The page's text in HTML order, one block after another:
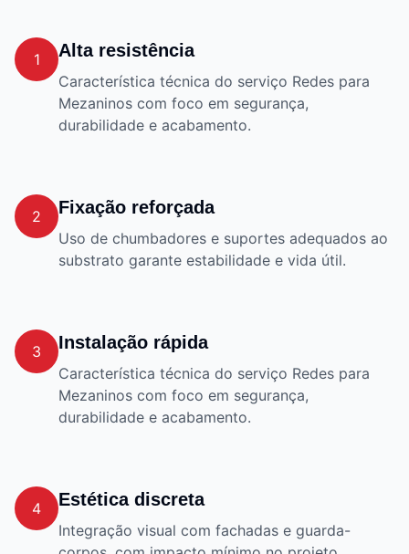
1 Alta resistência
Característica técnica do serviço Redes para
Mezaninos com foco em segurança,
durabilidade e acabamento.
2 Fixação reforçada
Uso de chumbadores e suportes adequados ao
substrato garante estabilidade e vida útil.
3 Instalação rápida
Característica técnica do serviço Redes para
Mezaninos com foco em segurança,
durabilidade e acabamento.
4 Estética discreta
Integração visual com fachadas e guarda-